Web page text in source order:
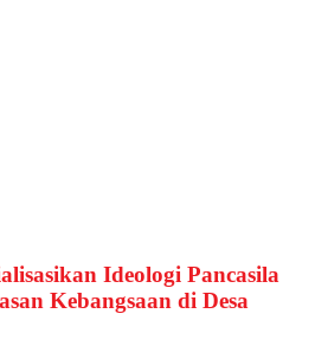
Ideologi Pancasila
Kebangsaan di Desa